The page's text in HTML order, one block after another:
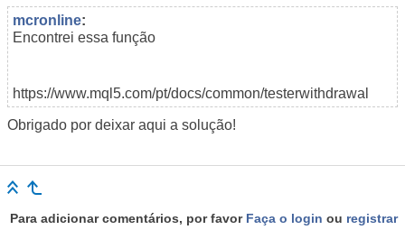
mcronline:
Encontrei essa função
https://www.mql5.com/pt/docs/common/testerwithdrawal
Obrigado por deixar aqui a solução!
Para adicionar comentários, por favor Faça o login ou registrar